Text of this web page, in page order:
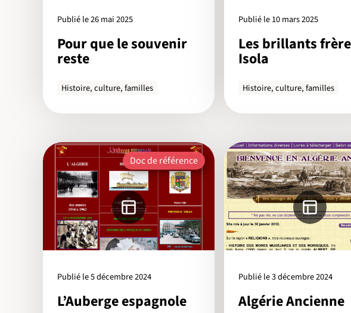
Publié le 26 mai 2025
Pour que le souvenir
reste
Histoire, culture, familles
Publié le 10 mars 2025
Les brillants
Isola
Histoire, culture, familles
Doc de référence
Publié le 5 décembre 2024
L’Auberge espagnole
Publié le 3 décembre 2024
Algérie Ancienne